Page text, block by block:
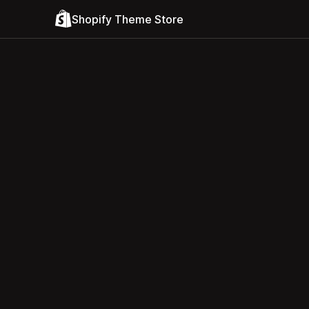
Shopify Theme Store